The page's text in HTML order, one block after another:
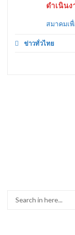
ดำเนิน
สมาคมเ
ข่าวทั่วไทย